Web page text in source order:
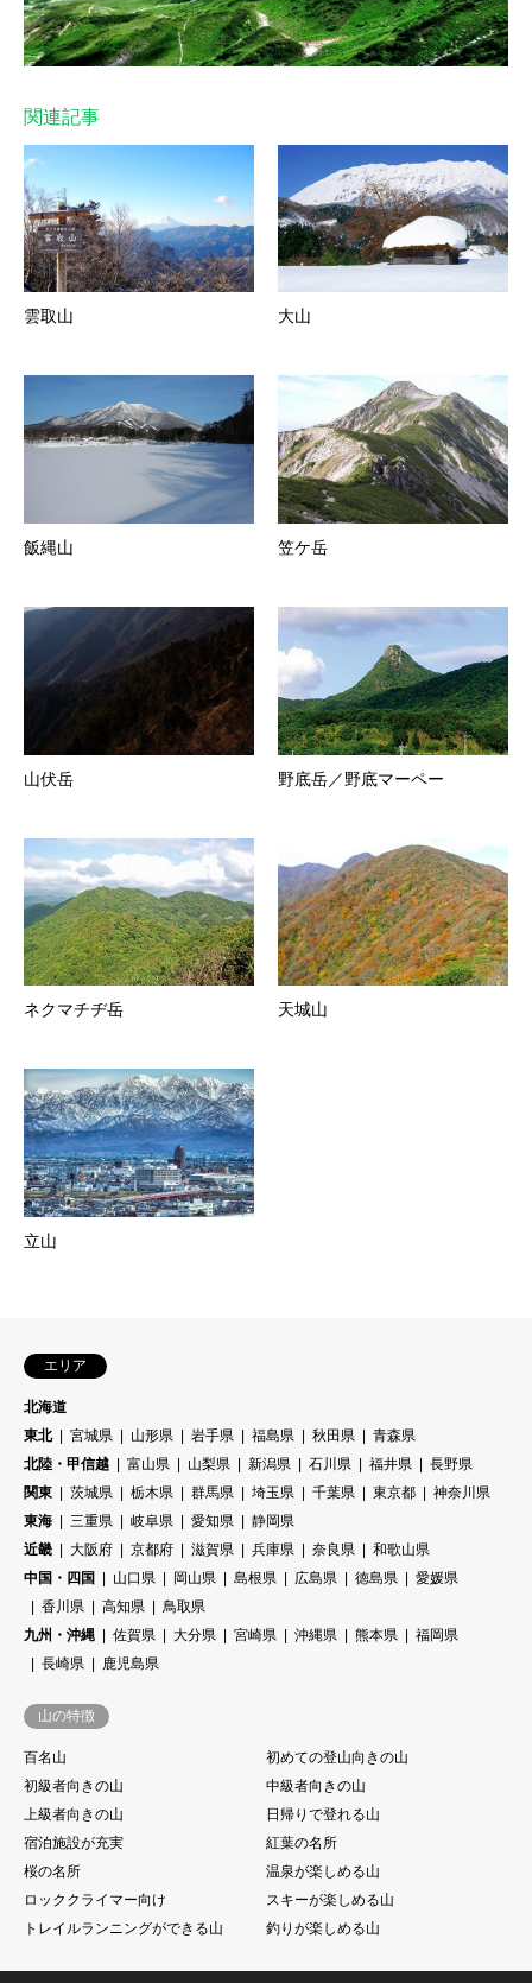
関連記事
雲取山 大山
飯縄山 笠ケ岳
山伏岳 野底岳／野底マーペー
ネクマチヂ岳 天城山
立山
エリア
北海道
東北
宮城県 山形県 岩手県 福島県 秋田県
青森県
北陸・甲信越
富山県 山梨県 新潟県 石川県 福井県
長野県
関東
茨城県 栃木県 群馬県 埼玉県 千葉県 東京都
神奈川県
東海
三重県 岐阜県 愛知県
静岡県
近畿
大阪府 京都府 滋賀県 兵庫県 奈良県
和歌山県
中国・四国
山口県 岡山県 島根県 広島県 徳島県
愛媛県
香川県
高知県
鳥取県
九州・沖縄
佐賀県 大分県 宮崎県 沖縄県 熊本県
福岡県
長崎県
鹿児島県
山の特徴
百名山
初めての登山向きの山
初級者向きの山
中級者向きの山
上級者向きの山
日帰りで登れる山
宿泊施設が充実
紅葉の名所
桜の名所
温泉が楽しめる山
ロッククライマー向け
スキーが楽しめる山
トレイルランニングができる山
釣りが楽しめる山